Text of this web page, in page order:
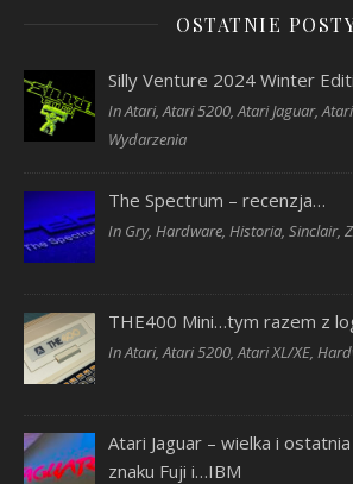
OSTATNIE
Silly Venture 2024 Winter
In Atari, Atari 5200, Atari Jaguar, Atari
Wydarzenia
The Spectrum – recenzja…
In Gry, Hardware, Historia, Sinclair,
THE400 Mini…tym razem z
In Atari, Atari 5200, Atari XL/XE,
Atari Jaguar – wielka i
znaku Fuji i…IBM